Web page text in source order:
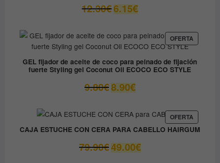
12.30€El
precio
era:
12.30€.
6.15€El
precio
es:
6.15€.
OFERTA
EN
GEL fijador de aceite de coco para peinado de fijación
fuerte Styling gel Coconut Oil ECOCO ECO STYLE
9.80€ El
precio
era:
9.80€.
8.90€El
precio
es:
8.90€.
OFERTA
EN
OFERTA
CAJA ESTUCHE CON CERA PARA CABELLO HAIRGUM
79.90€ El
precio
49.00€El
precio